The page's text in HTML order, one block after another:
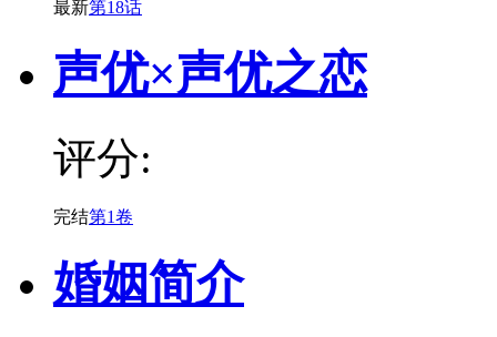
最新第18话
声优×声优之恋
评分:
完结第1卷
婚姻简介